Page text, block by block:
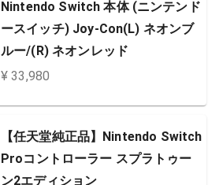
Nintendo Switch 本体 (ニンテンド
ースイッチ) Joy-Con(L) ネオンブ
ルー/(R) ネオンレッド
¥ 33,980
【任天堂純正品】Nintendo Switch
Proコントローラー スプラトゥー
ン2エディション